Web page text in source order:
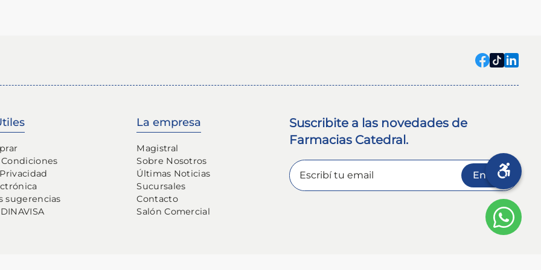
sugerencias
La empresa
Magistral
Sobre Nosotros
Últimas Noticias
Sucursales
Contacto
Salón Comercial
Suscribite a las novedades de
Farmacias Catedral.
Enviar